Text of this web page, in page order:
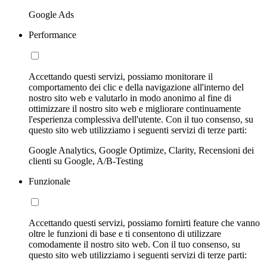
Google Ads
Performance
Accettando questi servizi, possiamo monitorare il
comportamento dei clic e della navigazione all'interno del
nostro sito web e valutarlo in modo anonimo al fine di
ottimizzare il nostro sito web e migliorare continuamente
l'esperienza complessiva dell'utente. Con il tuo consenso, su
questo sito web utilizziamo i seguenti servizi di terze parti:
Google Analytics, Google Optimize, Clarity, Recensioni dei
clienti su Google, A/B-Testing
Funzionale
Accettando questi servizi, possiamo fornirti feature che vanno
oltre le funzioni di base e ti consentono di utilizzare
comodamente il nostro sito web. Con il tuo consenso, su
questo sito web utilizziamo i seguenti servizi di terze parti: